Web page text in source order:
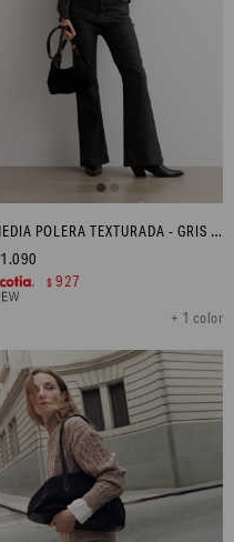
MEDIA POLERA TEXTURADA - GRIS MELANGE
+ 1 color
1.090
$ 927